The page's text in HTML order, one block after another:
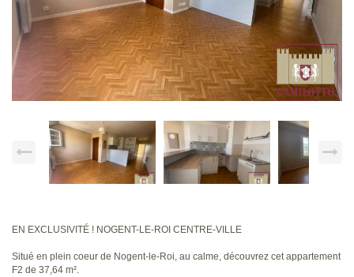
EN EXCLUSIVITÉ ! NOGENT-LE-ROI CENTRE-VILLE
Situé en plein coeur de Nogent-le-Roi, au calme, découvrez cet appartement
F2 de 37,64 m².